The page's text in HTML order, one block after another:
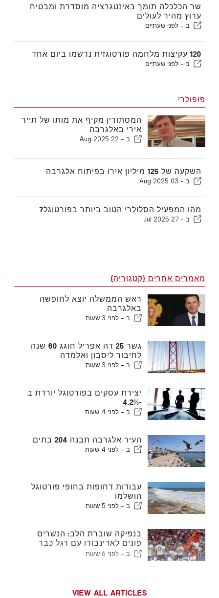
שר הכלכלה תומך באינטגרציה מוסדרת ומבטיח
ערוץ מהיר לעולים
ב - לפני שעתיים
120 עקיצות מלחמה פורטוגזית נרשמו ביום אחד
ב - לפני שעתיים
פופולרי
המסתורין מקיף את מותו של תייר
אירי באלגרבה
ב - 22 Aug 2025
השקעה של 125 מיליון אירו בפיתוח אלגרבה
ב - 03 Aug 2025
מהו המפעיל הסלולרי הטוב ביותר בפורטוגל?
ב - 27 Jul 2025
מאמרים אחרים {קטגוריה}
ראש הממשלה יוצא לחופשה
באלגרבה
ב - לפני 3 שעות
גשר 25 דה אפריל חוגג 60 שנה
לחיבור ליסבון ואלמדה
ב - לפני 3 שעות
יצירת עסקים בפורטוגל יורדת ב
-4.2%
ב - לפני 4 שעות
העיר אלגרבה תבנה 204 בתים
ב - לפני 4 שעות
עבודות דחופות בחופי פורטוגל
הושלמו
ב - לפני 5 שעות
בנפיקה שוברת הלב: הנשרים
פונים לאדינבורו עם רגל כבר
בשלב הבא
ב - לפני 6 שעות
VIEW ALL ARTICLES